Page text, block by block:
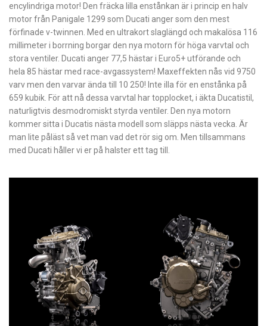
encylindriga motor! Den fräcka lilla enstånkan är i princip en halv
motor från Panigale 1299 som Ducati anger som den mest
förfinade v-twinnen. Med en ultrakort slaglängd och makalösa 116
millimeter i borrning borgar den nya motorn för höga varvtal och
stora ventiler. Ducati anger 77,5 hästar i Euro5+ utförande och
hela 85 hästar med race-avgassystem! Maxeffekten nås vid 9750
varv men den varvar ända till 10 250! Inte illa för en enstånka på
659 kubik. För att nå dessa varvtal har topplocket, i äkta Ducatistil,
naturligtvis desmodromiskt styrda ventiler. Den nya motorn
kommer sitta i Ducatis nästa modell som släpps nästa vecka. Är
man lite påläst så vet man vad det rör sig om. Men tillsammans
med Ducati håller vi er på halster ett tag till.